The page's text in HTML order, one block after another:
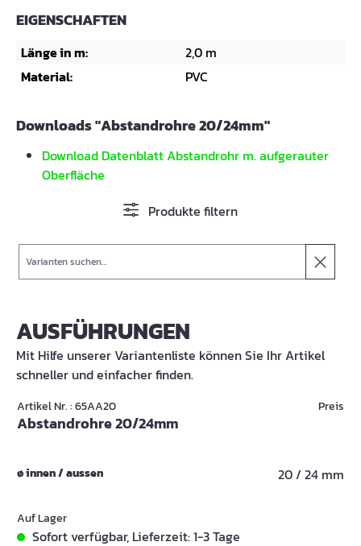
EIGENSCHAFTEN
Länge in m:
2,0 m
Material:
PVC
Downloads "Abstandrohre 20/24mm"
Download Datenblatt Abstandrohr m. aufgerauter
Oberfläche
Produkte filtern
AUSFÜHRUNGEN
Mit Hilfe unserer Variantenliste können Sie Ihr Artikel
schneller und einfacher finden.
Artikel Nr. : 65AA20
Abstandrohre 20/24mm
Preis
ø innen / aussen 20 / 24 mm
Auf Lager
Sofort verfügbar, Lieferzeit: 1-3 Tage